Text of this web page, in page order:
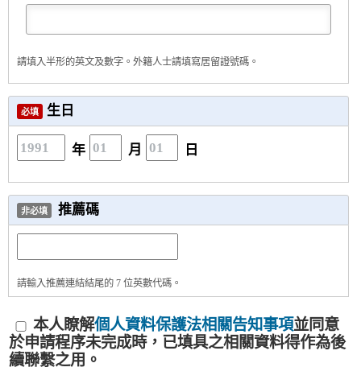
請填入半形的英文及數字。外籍人士請填寫居留證號碼。
必填 生日
年 月 日
非必填 推薦碼
請輸入推薦連結結尾的 7 位英數代碼。
本人瞭解個人資料保護法相關告知事項並同意
於申請程序未完成時，已填具之相關資料得作為後
續聯繫之用。